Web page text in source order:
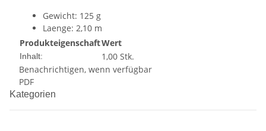
Gewicht: 125 g
Laenge: 2,10 m
Transportlaenge: 0,58 m
ProdukteigenschaftWert
Inhalt:
1,00 Stk.
Benachrichtigen, wenn verfügbar
PDF
Kategorien